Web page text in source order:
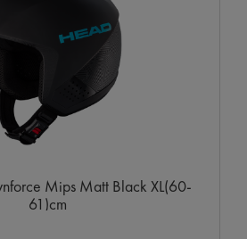
Mips Matt Black XL(60-
61)cm